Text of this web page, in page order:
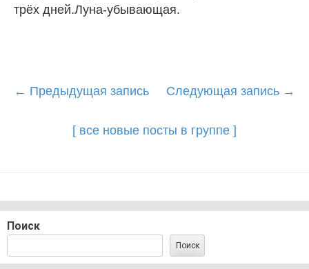
трёх дней.Луна-убывающая.
Post
← Предыдущая запись Следующая запись →
[ все новые посты в группе ]
Поиск
Поиск